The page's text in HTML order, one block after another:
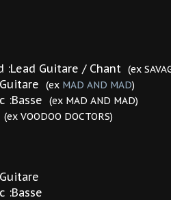
:Lead Guitare / Chant (ex
(ex MAD AND MAD)
:Basse (ex MAD AND MAD)
(ex VOODOO DOCTORS)
:Basse